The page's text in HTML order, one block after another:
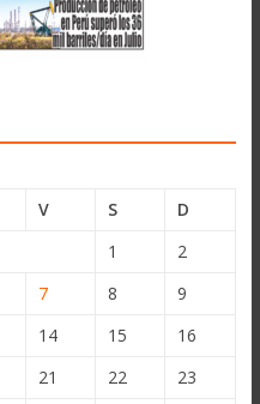
V S
D
1
2
7 8
9
14 15
16
21 22
23